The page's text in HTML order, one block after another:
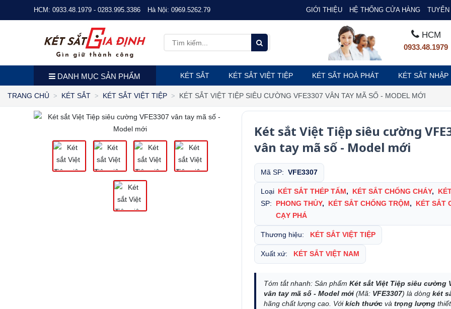
HCM: 0933.48.1979 - 0283.995.3386 Hà Nội: 0969.5262.79 GIỚI THIỆU HỆ THỐNG CỬA HÀNG
HCM
0933.48.1979
DANH MỤC SẢN PHẨM KÉT SẮT KÉT SẮT VIỆT TIỆP KÉT SẮT HOÀ PHÁT KÉT SẮT NHẬP
TRANG CHỦ KÉT SẮT KÉT SẮT VIỆT TIỆP KÉT SẮT VIỆT TIỆP SIÊU CƯỜNG VFE3307 VÂN TAY MÃ SỐ - MODEL MỚI
Két sắt Việt Tiệp siêu cường
vân tay mã số - Model mới
Mã SP:VFE3307
Loại
SP:
KÉT SẮT THÉP TẤM , KÉT SẮT CHỐNG CHÁY,
PHONG THỦY, KÉT SẮT CHỐNG TRỘM ,
KÉT SẮT
CẠY PHÁ
Thương hiệu: KÉT SẮT VIỆT TIỆP
Xuất xứ: KÉT SẮT VIỆT NAM
Tóm tắt nhanh: Sản phẩmKét sắt Việt Tiệp siêu cường
vân tay mã số - Model mới (Mã: VFE3307) là dòngkét
hãng chất lượng cao. Vớikích thước vàtrọng lượng